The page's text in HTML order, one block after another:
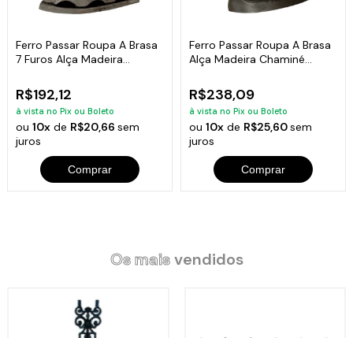
Ferro Passar Roupa A Brasa
7 Furos Alça Madeira
R$192,12
à vista no Pix ou Boleto
ou10x de R$20,66sem
juros
Comprar
Ferro Passar Roupa A Brasa
Alça Madeira Chaminé
R$238,09
à vista no Pix ou Boleto
ou 10xde R$25,60sem
juros
Comprar
Os maisvendidos